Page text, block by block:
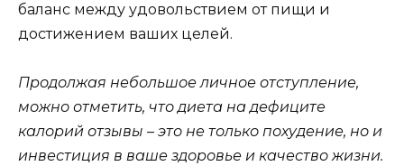
баланс между удовольствием от пищи и
достижением ваших целей.
Продолжая небольшое личное отступление,
можно отметить, что диета на дефиците
калорий отзывы – это не только похудение, но и
инвестиция в ваше здоровье и качество жизни.